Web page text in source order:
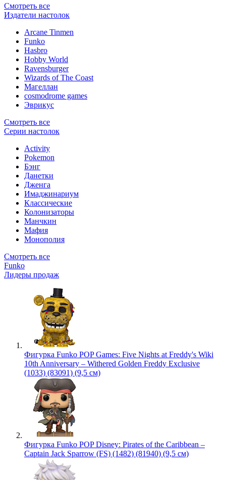
Смотреть все
Издатели настолок
Arcane Tinmen
Funko
Hasbro
Hobby World
Ravensburger
Wizards of The Coast
Магеллан
сosmodrome games
Эврикус
Смотреть все
Серии настолок
Activity
Pokemon
Бэнг
Данетки
Дженга
Имаджинариум
Классические
Колонизаторы
Манчкин
Мафия
Монополия
Смотреть все
Funko
Лидеры продаж
Фигурка Funko POP Games: Five Nights at Freddy's Wiki
10th Anniversary – Withered Golden Freddy Exclusive
(1033) (83091) (9,5 см)
Фигурка Funko POP Disney: Pirates of the Caribbean –
Captain Jack Sparrow (FS) (1482) (81940) (9,5 см)